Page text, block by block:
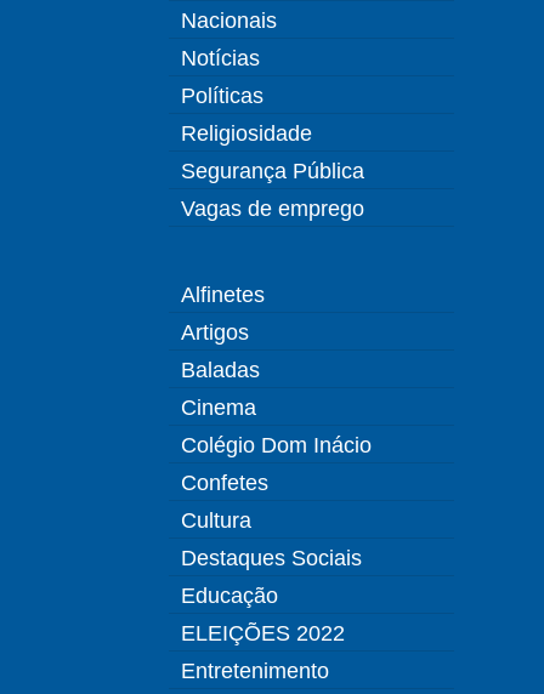
Nacionais
Notícias
Políticas
Religiosidade
Segurança Pública
Vagas de emprego
Alfinetes
Artigos
Baladas
Cinema
Colégio Dom Inácio
Confetes
Cultura
Destaques Sociais
Educação
ELEIÇÕES 2022
Entretenimento